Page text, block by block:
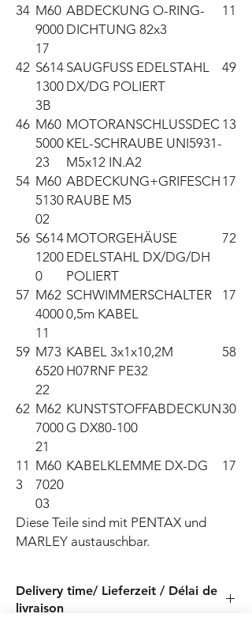
34 M60
9000
17
ABDECKUNG O-RING-
DICHTUNG 82x3
11
42 S614
1300
3B
SAUGFUSS EDELSTAHL
DX/DG POLIERT
49
46 M60
5000
23
MOTORANSCHLUSSDEC
KEL-SCHRAUBE UNI5931-
M5x12 IN.A2
13
54 M60
5130
02
ABDECKUNG+GRIFESCH
RAUBE M5
17
56 S614
1200
0
MOTORGEHÄUSE
EDELSTAHL DX/DG/DH
POLIERT
72
57 M62
4000
11
SCHWIMMERSCHALTER
0,5m KABEL
17
59 M73
6520
22
KABEL 3x1x10,2M
H07RNF PE32
58
62 M62
7000
21
KUNSTSTOFFABDECKUN
G DX80-100
30
11
3
M60
7020
03
KABELKLEMME DX-DG 17
Diese Teile sind mit PENTAX und
MARLEY austauschbar.
Delivery time/ Lieferzeit / Délai de
livraison